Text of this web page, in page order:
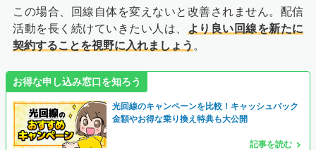
この場合、回線自体を変えないと改善されません。配信
活動を長く続けていきたい人は、
より良い回線を新たに
契約することを視野に入れましょう 。
お得な申し込み窓口を知ろう
光回線のキャンペーンを比較！キャッシュバック
金額やお得な乗り換え特典も大公開
記事を読む